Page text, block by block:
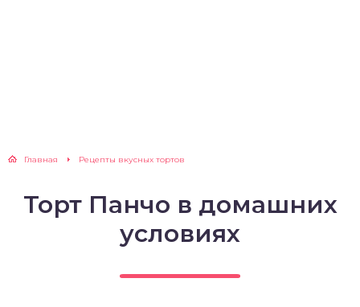
Главная Рецепты вкусных тортов
Торт Панчо в домашних
условиях